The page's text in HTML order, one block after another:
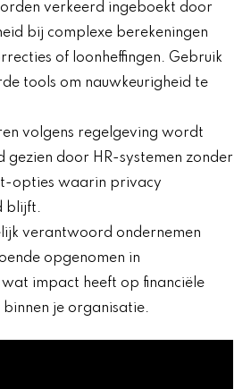
verkeerd ingeboekt door
bij complexe berekeningen
of loonheffingen. Gebruik
tools om nauwkeurigheid te
volgens regelgeving wordt
gezien door HR-systemen zonder
opties waarin privacy
blijft.
verantwoord ondernemen
opgenomen in
impact heeft op financiële
je organisatie.